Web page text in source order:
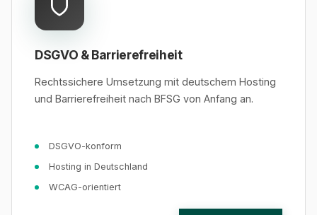
DSGVO & Barrierefreiheit
Rechtssichere Umsetzung mit deutschem Hosting
und Barrierefreiheit nach BFSG von Anfang an.
DSGVO-konform
Hosting in Deutschland
WCAG-orientiert